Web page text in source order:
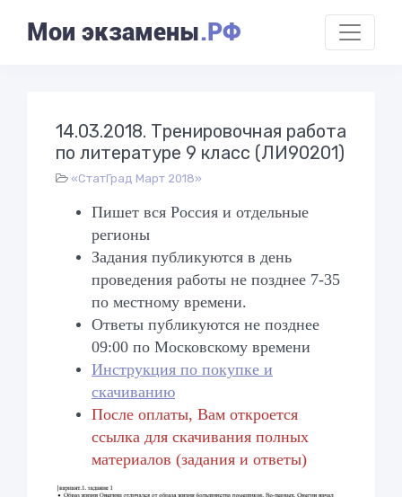
Мои экзамены.РФ
14.03.2018. Тренировочная работа
по литературе 9 класс (ЛИ90201)
«СтатГрад Март 2018»
Пишет вся Россия и отдельные
регионы
Задания публикуются в день
проведения работы не позднее 7-35
по местному времени.
Ответы публикуются не позднее
09:00 по Московскому времени
Инструкция по покупке и
скачиванию
После оплаты, Вам откроется
ссылка для скачивания полных
материалов (задания и ответы)